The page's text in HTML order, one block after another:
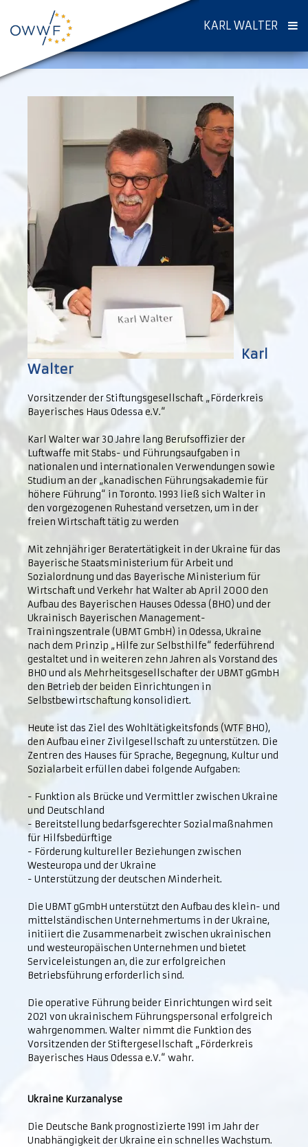
KARL WALTER
Karl
Walter
Vorsitzender der Stiftungsgesellschaft „Förderkreis
Bayerisches Haus Odessa e.V.“
Karl Walter war 30 Jahre lang Berufsoffizier der
Luftwaffe mit Stabs- und Führungsaufgaben in
nationalen und internationalen Verwendungen sowie
Studium an der „kanadischen Führungsakademie für
höhere Führung“ in Toronto. 1993 ließ sich Walter in
den vorgezogenen Ruhestand versetzen, um in der
freien Wirtschaft tätig zu werden
Mit zehnjähriger Beratertätigkeit in der Ukraine für das
Bayerische Staatsministerium für Arbeit und
Sozialordnung und das Bayerische Ministerium für
Wirtschaft und Verkehr hat Walter ab April 2000 den
Aufbau des Bayerischen Hauses Odessa (BHO) und der
Ukrainisch Bayerischen Management-
Trainingszentrale (UBMT GmbH) in Odessa, Ukraine
nach dem Prinzip „Hilfe zur Selbsthilfe“ federführend
gestaltet und in weiteren zehn Jahren als Vorstand des
BHO und als Mehrheitsgesellschafter der UBMT gGmbH
den Betrieb der beiden Einrichtungen in
Selbstbewirtschaftung konsolidiert.
Heute ist das Ziel des Wohltätigkeitsfonds (WTF BHO),
den Aufbau einer Zivilgesellschaft zu unterstützen. Die
Zentren des Hauses für Sprache, Begegnung, Kultur und
Sozialarbeit erfüllen dabei folgende Aufgaben:
- Funktion als Brücke und Vermittler zwischen Ukraine
und Deutschland
- Bereitstellung bedarfsgerechter Sozialmaßnahmen
für Hilfsbedürftige
- Förderung kultureller Beziehungen zwischen
Westeuropa und der Ukraine
- Unterstützung der deutschen Minderheit.
Die UBMT gGmbH unterstützt den Aufbau des klein- und
mittelständischen Unternehmertums in der Ukraine,
initiiert die Zusammenarbeit zwischen ukrainischen
und westeuropäischen Unternehmen und bietet
Serviceleistungen an, die zur erfolgreichen
Betriebsführung erforderlich sind.
Die operative Führung beider Einrichtungen wird seit
2021 von ukrainischem Führungspersonal erfolgreich
wahrgenommen. Walter nimmt die Funktion des
Vorsitzenden der Stiftergesellschaft „Förderkreis
Bayerisches Haus Odessa e.V.“ wahr.
Ukraine Kurzanalyse
Die Deutsche Bank prognostizierte 1991 im Jahr der
Unabhängigkeit der Ukraine ein schnelles Wachstum.